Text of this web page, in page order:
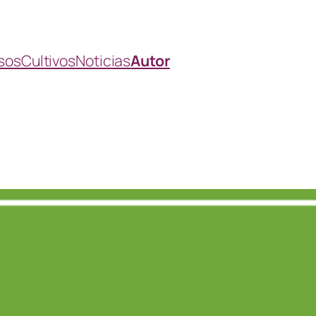
CultivosNoticiasAutor